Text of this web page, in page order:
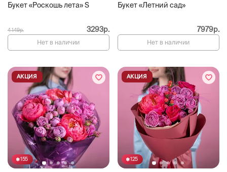
Букет «Роскошь лета» S
4 149р. 3293р.
Нет в наличии
Букет «Летний сад»
7979р.
Нет в наличии
155
АКЦИЯ
125
АКЦИЯ